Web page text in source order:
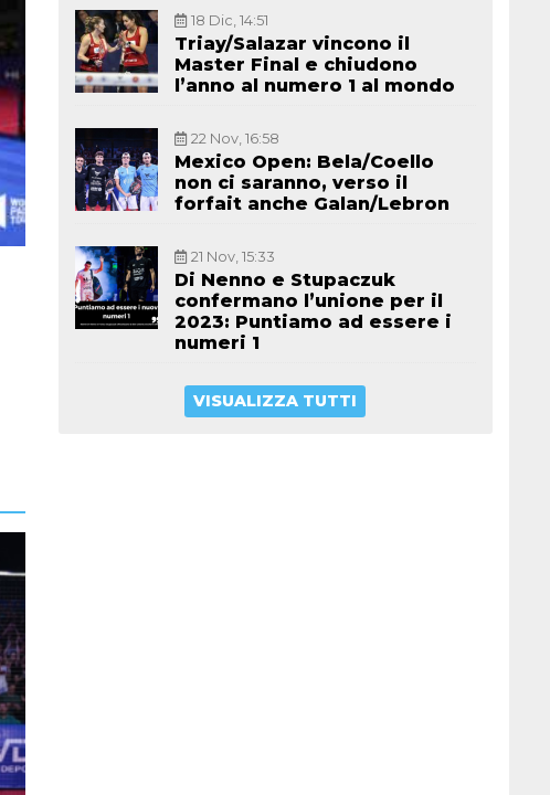
18 Dic, 14:51
Triay/Salazar vincono il
Master Final e chiudono
l’anno al numero 1 al mondo
22 Nov, 16:58
Mexico Open: Bela/Coello
non ci saranno, verso il
forfait anche Galan/Lebron
21 Nov, 15:33
Di Nenno e Stupaczuk
confermano l’unione per il
2023: Puntiamo ad essere i
numeri 1
VISUALIZZA TUTTI